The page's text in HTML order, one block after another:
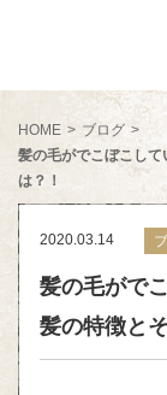
HOME > ブログ >
髪の毛がでこぼこし
は？！
2020.03.14
髪の毛がで
髪の特徴と